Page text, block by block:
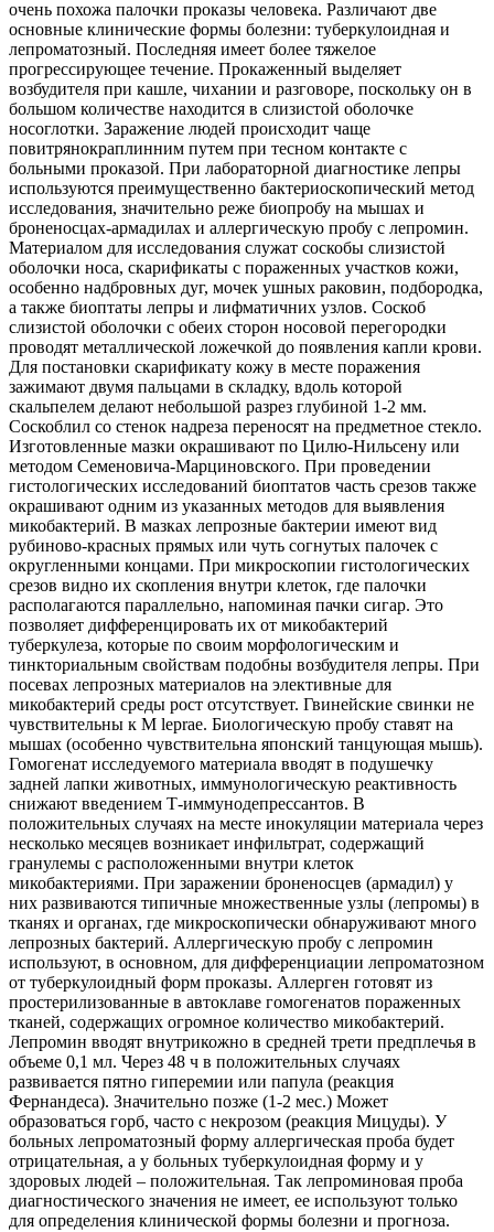
очень похожа палочки проказы человека. Различают две
основные клинические формы болезни: туберкулоидная и
лепроматозный. Последняя имеет более тяжелое
прогрессирующее течение. Прокаженный выделяет
возбудителя при кашле, чихании и разговоре, поскольку он в
большом количестве находится в слизистой оболочке
носоглотки. Заражение людей происходит чаще
повитрянокраплинним путем при тесном контакте с
больными проказой. При лабораторной диагностике лепры
используются преимущественно бактериоскопический метод
исследования, значительно реже биопробу на мышах и
броненосцах-армадилах и аллергическую пробу с лепромин.
Материалом для исследования служат соскобы слизистой
оболочки носа, скарификаты с пораженных участков кожи,
особенно надбровных дуг, мочек ушных раковин, подбородка,
а также биоптаты лепры и лифматичних узлов. Соскоб
слизистой оболочки с обеих сторон носовой перегородки
проводят металлической ложечкой до появления капли крови.
Для постановки скарификату кожу в месте поражения
зажимают двумя пальцами в складку, вдоль которой
скальпелем делают небольшой разрез глубиной 1-2 мм.
Соскоблил со стенок надреза переносят на предметное стекло.
Изготовленные мазки окрашивают по Цилю-Нильсену или
методом Семеновича-Марциновского. При проведении
гистологических исследований биоптатов часть срезов также
окрашивают одним из указанных методов для выявления
микобактерий. В мазках лепрозные бактерии имеют вид
рубиново-красных прямых или чуть согнутых палочек с
округленными концами. При микроскопии гистологических
срезов видно их скопления внутри клеток, где палочки
располагаются параллельно, напоминая пачки сигар. Это
позволяет дифференцировать их от микобактерий
туберкулеза, которые по своим морфологическим и
тинкториальным свойствам подобны возбудителя лепры. При
посевах лепрозных материалов на элективные для
микобактерий среды рост отсутствует. Гвинейские свинки не
чувствительны к М leprae. Биологическую пробу ставят на
мышах (особенно чувствительна японский танцующая мышь).
Гомогенат исследуемого материала вводят в подушечку
задней лапки животных, иммунологическую реактивность
снижают введением Т-иммунодепрессантов. В
положительных случаях на месте инокуляции материала через
несколько месяцев возникает инфильтрат, содержащий
гранулемы с расположенными внутри клеток
микобактериями. При заражении броненосцев (армадил) у
них развиваются типичные множественные узлы (лепромы) в
тканях и органах, где микроскопически обнаруживают много
лепрозных бактерий. Аллергическую пробу с лепромин
используют, в основном, для дифференциации лепроматозном
от туберкулоидный форм проказы. Аллерген готовят из
простерилизованные в автоклаве гомогенатов пораженных
тканей, содержащих огромное количество микобактерий.
Лепромин вводят внутрикожно в средней трети предплечья в
объеме 0,1 мл. Через 48 ч в положительных случаях
развивается пятно гиперемии или папула (реакция
Фернандеса). Значительно позже (1-2 мес.) Может
образоваться горб, часто с некрозом (реакция Мицуды). У
больных лепроматозный форму аллергическая проба будет
отрицательная, а у больных туберкулоидная форму и у
здоровых людей – положительная. Так лепроминовая проба
диагностического значения не имеет, ее используют только
для определения клинической формы болезни и прогноза.